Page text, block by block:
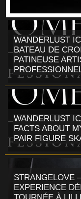
WANDERLUST
BATEAU DE
PATINEUSE
WANDERLUST
FACTS ABOUT
PAIR FIGURE
STRANGELOVE
EXPERIENCE
TOURNÉE À